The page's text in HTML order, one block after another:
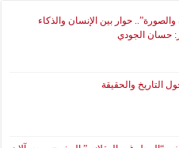
حوار بين الإنسان والذكاء
حسان الجودي